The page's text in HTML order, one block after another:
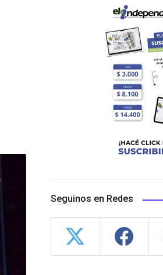
Seguinos en Redes